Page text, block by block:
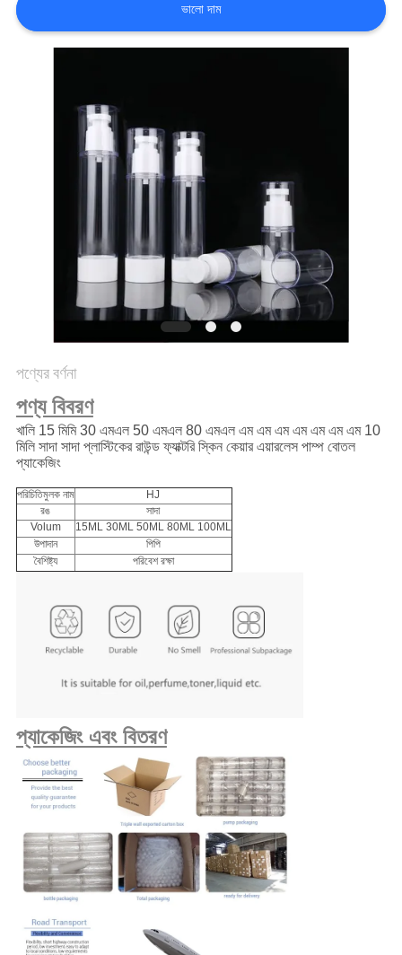
সাইট
PRIVACY
POLICY
ভালো দাম
পণ্যের বর্ণনা
পণ্য বিবরণ
খালি 15 মিমি 30 এমএল 50 এমএল 80 এমএল এম এম এম এম এম এম এম 10
মিলি সাদা সাদা প্লাস্টিকের রাউন্ড ফ্যাক্টরি স্কিন কেয়ার এয়ারলেস পাম্প বোতল
প্যাকেজিং
পরিচিতিমুলক নাম
HJ
রঙ
সাদা
Volum
15ML 30ML 50ML 80ML 100ML
উপাদান
পিপি
বৈশিষ্ট্য
পরিবেশ রক্ষা
প্যাকেজিং এবং বিতরণ